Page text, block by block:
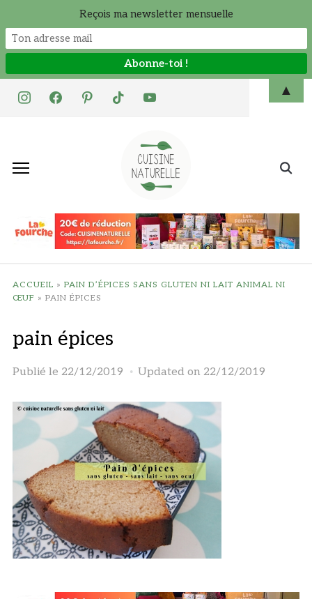
instagramfacebookpinteresttiktok youtube
Search
ACCUEIL » PAIN D’ÉPICES SANS GLUTEN NI LAIT ANIMAL NI
ŒUF » PAIN ÉPICES
pain épices
Publié le 22/12/2019 Updated on 22/12/2019
Reçois ma newsletter mensuelle
▲